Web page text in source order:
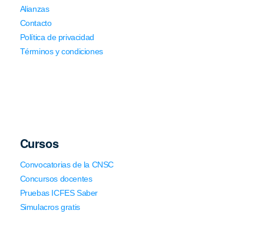
Alianzas
Contacto
Política de privacidad
Términos y condiciones
Cursos
Convocatorias de la CNSC
Concursos docentes
Pruebas ICFES Saber
Simulacros gratis